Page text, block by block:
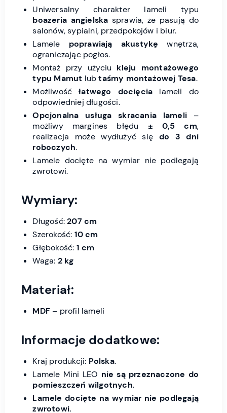
Uniwersalny charakter lameli typu
boazeria angielska sprawia, że pasują do
salonów, sypialni, przedpokojów i biur.
Lamele poprawiają akustykę wnętrza,
ograniczając pogłos.
Montaż przy użyciu kleju montażowego
typu Mamut lubtaśmy montażowej Tesa.
Możliwośćłatwego docięcia lameli do
odpowiedniej długości.
Opcjonalna usługa skracania lameli–
możliwy margines błędu ± 0,5 cm,
realizacja może wydłużyć się do 3 dni
roboczych.
Lamele docięte na wymiar nie podlegają
zwrotowi.
Wymiary:
Długość:207 cm
Szerokość: 10 cm
Głębokość: 1 cm
Waga: 2 kg
Materiał:
MDF – profil lameli
Informacje dodatkowe:
Kraj produkcji: Polska.
Lamele Mini LEO nie są przeznaczone do
pomieszczeń wilgotnych.
Lamele docięte na wymiar nie podlegają
zwrotowi.